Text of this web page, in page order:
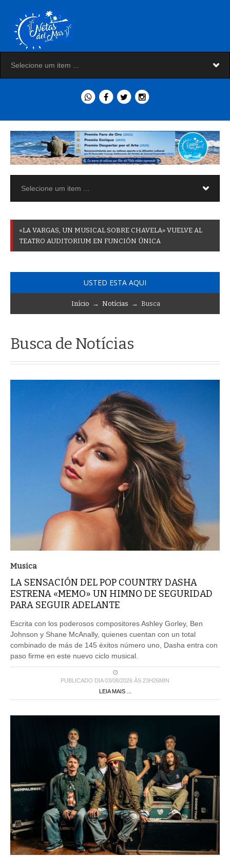
«LA VARGAS UN MUSICAL SOBRE CHAVELA» VUELVE AL
TEATRO AUDITORIUM EN FUNCIÓN ÚNICA
USTED ESTA AQUI
Início → Notícias → Busca
Busca de Notícias
Musica
LA SENSACIÓN DEL POP COUNTRY DASHA
ESTRENA «MEMO» UN HIMNO DE SEGURIDAD
PARA SEGUIR ADELANTE
Escrita con los poderosos compositores Ashley Gorley, Ben
Johnson y Shane McAnally, quienes cuentan con un total
combinado de más de 145 éxitos número uno, Dasha entra con
paso firme en este nuevo ciclo musical.
PUBLICADO DIA 03/08/2026 ÀS 23H26MIN
LEIA MAIS ...